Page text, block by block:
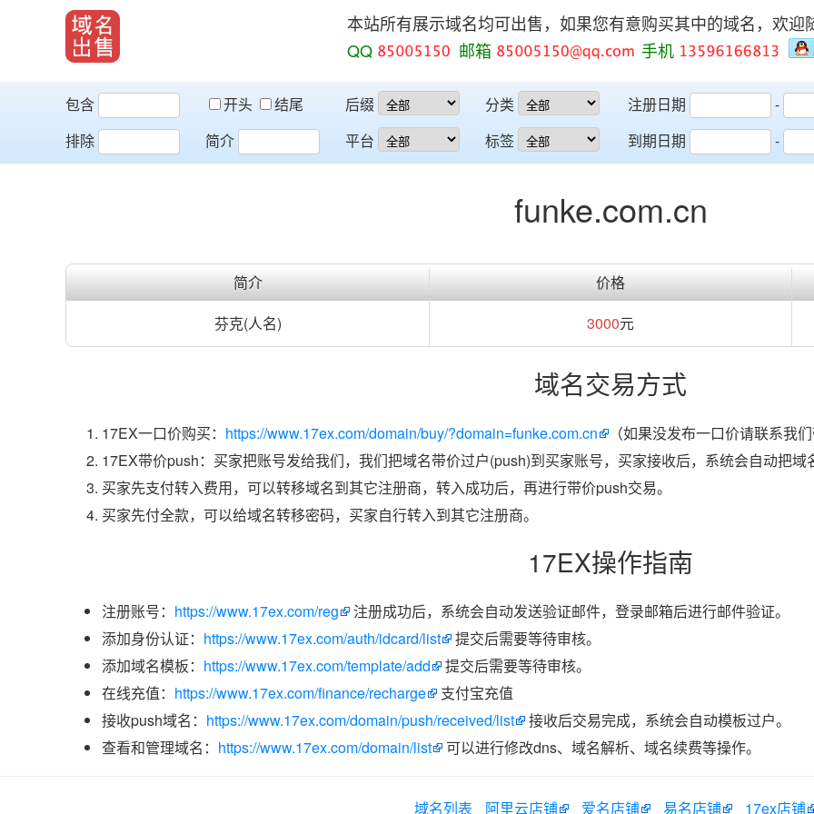
本站所有展示域名均可出售，如果您有意购买其中的域名，欢迎
QQ
邮箱 手机
包含 开头
结尾
排除
简介
后缀
平台
分类
标签
注册日期
-
到期日期
-
funke.com.cn
简介 价格
芬克(人名)
3000元
域名交易方式
17EX一口价购买： https://www.17ex.com/domain/buy/?domain=funke.com.cn
（如果没发布一口价请联系我们
17EX带价push：买家把账号发给我们，我们把域名带价过户(push)到买家账号，买家接收后，系统会自动把域
买家先支付转入费用，可以转移域名到其它注册商，转入成功后，再进行带价push交易。
买家先付全款，可以给域名转移密码，买家自行转入到其它注册商。
17EX操作指南
注册账号： https://www.17ex.com/reg
注册成功后，系统会自动发送验证邮件，登录邮箱后进行邮件验证。
添加身份认证： https://www.17ex.com/auth/idcard/list
提交后需要等待审核。
添加域名模板： https://www.17ex.com/template/add
提交后需要等待审核。
在线充值： https://www.17ex.com/finance/recharge
支付宝充值
接收push域名： https://www.17ex.com/domain/push/received/list
接收后交易完成，系统会自动模板过户。
查看和管理域名： https://www.17ex.com/domain/list 可以进行修改dns、域名解析、域名续费等操作。
域名列表 阿里云店铺 爱名店铺 易名店铺 17ex店铺